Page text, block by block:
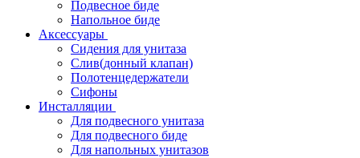
Подвесное биде
Напольное биде
Аксессуары
Сидения для унитаза
Слив(донный клапан)
Полотенцедержатели
Сифоны
Инсталляции
Для подвесного унитаза
Для подвесного биде
Для напольных унитазов